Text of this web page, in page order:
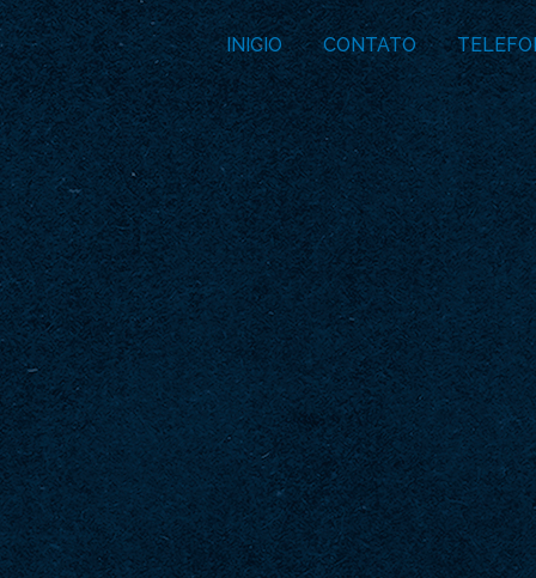
INICIO CONTATO